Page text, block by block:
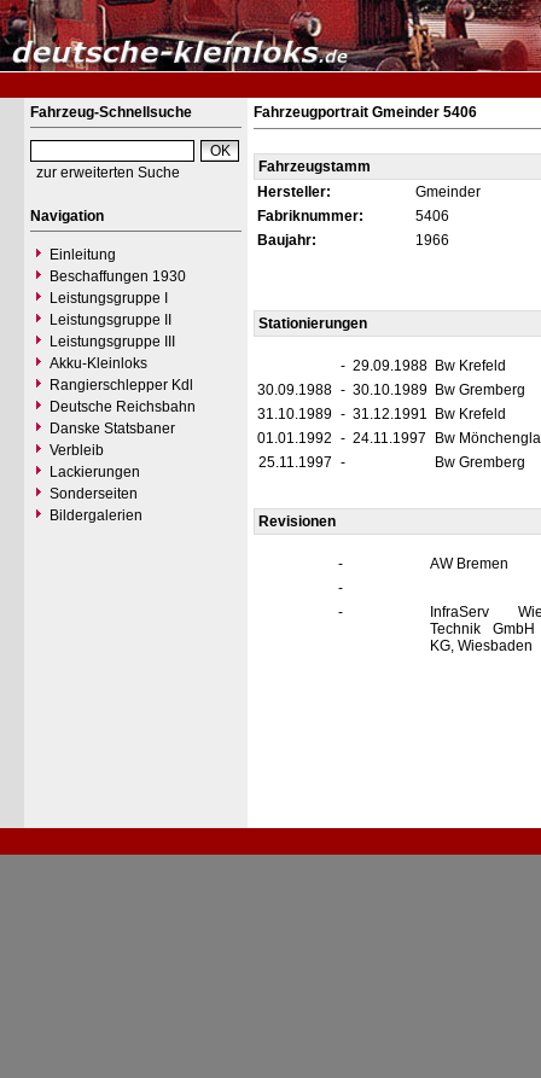
Fahrzeug-Schnellsuche
zur erweiterten Suche
Navigation
Einleitung
Beschaffungen 1930
Leistungsgruppe I
Leistungsgruppe II
Leistungsgruppe III
Akku-Kleinloks
Rangierschlepper Kdl
Deutsche Reichsbahn
Danske Statsbaner
Verbleib
Lackierungen
Sonderseiten
Bildergalerien
Fahrzeugportrait Gmeinder 5406
Fahrzeugstamm
Hersteller:
Gmeinder
Fabriknummer:
5406
Baujahr:
1966
Stationierungen
- 29.09.1988 Bw Krefeld
30.09.1988 - 30.10.1989 Bw Gremberg
31.10.1989 - 31.12.1991
Bw Krefeld
01.01.1992 - 24.11.1997
Bw
25.11.1997 - Bw Gremberg
Revisionen
-
AW Bremen
-
-
InfraServ
Technik
KG, Wiesbaden